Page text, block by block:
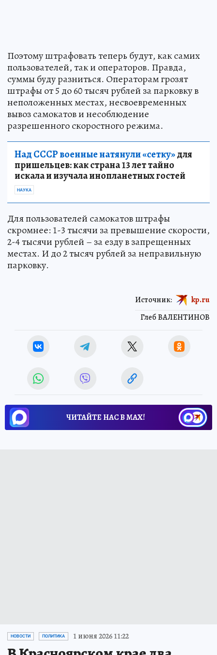
Поэтому штрафовать теперь будут, как самих
пользователей, так и операторов. Правда,
суммы буду разниться. Операторам грозят
штрафы от 5 до 60 тысяч рублей за парковку в
неположенных местах, несвоевременных
вывоз самокатов и несоблюдение
разрешенного скоростного режима.
Над СССР военные натянули «сетку»для
пришельцев: как страна 13 лет тайно
искала и изучала инопланетных гостей
НАУКА
Для пользователей самокатов штрафы
скромнее: 1-3 тысячи за превышение скорости,
2-4 тысячи рублей – за езду в запрещенных
местах. И до 2 тысяч рублей за неправильную
парковку.
Глеб ВАЛЕНТИНОВ
Источник: kp.ru
ЧИТАЙТЕ НАС В МАХ!
НОВОСТИ ПОЛИТИКА 1 июня 2026 11:22